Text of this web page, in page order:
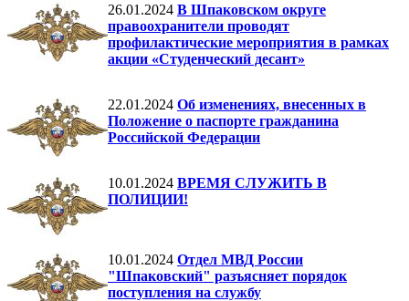
26.01.2024 В Шпаковском округе
правоохранители проводят
профилактические мероприятия в рамках
акции «Студенческий десант»
22.01.2024 Об изменениях, внесенных в
Положение о паспорте гражданина
Российской Федерации
10.01.2024 ВРЕМЯ СЛУЖИТЬ В
ПОЛИЦИИ!
10.01.2024 Отдел МВД России
"Шпаковский" разъясняет порядок
поступления на службу